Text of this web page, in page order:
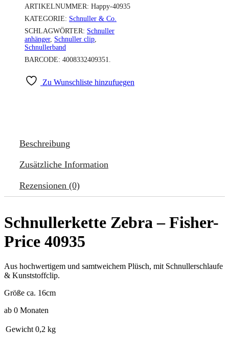
ARTIKELNUMMER: Happy-40935
KATEGORIE: Schnuller & Co.
SCHLAGWÖRTER: Schnuller
anhänger, Schnuller clip
Schnullerband
BARCODE: 4008332409351
Zu Wunschliste hinzufuegen
Beschreibung
Zusätzliche Information
Rezensionen (0)
Schnullerkette Zebra – Fisher-
Price 40935
Aus hochwertigem und samtweichem Plüsch, mit Schnullerschlaufe
& Kunststoffclip.
Größe ca. 16cm
ab 0 Monaten
Gewicht 0,2 kg